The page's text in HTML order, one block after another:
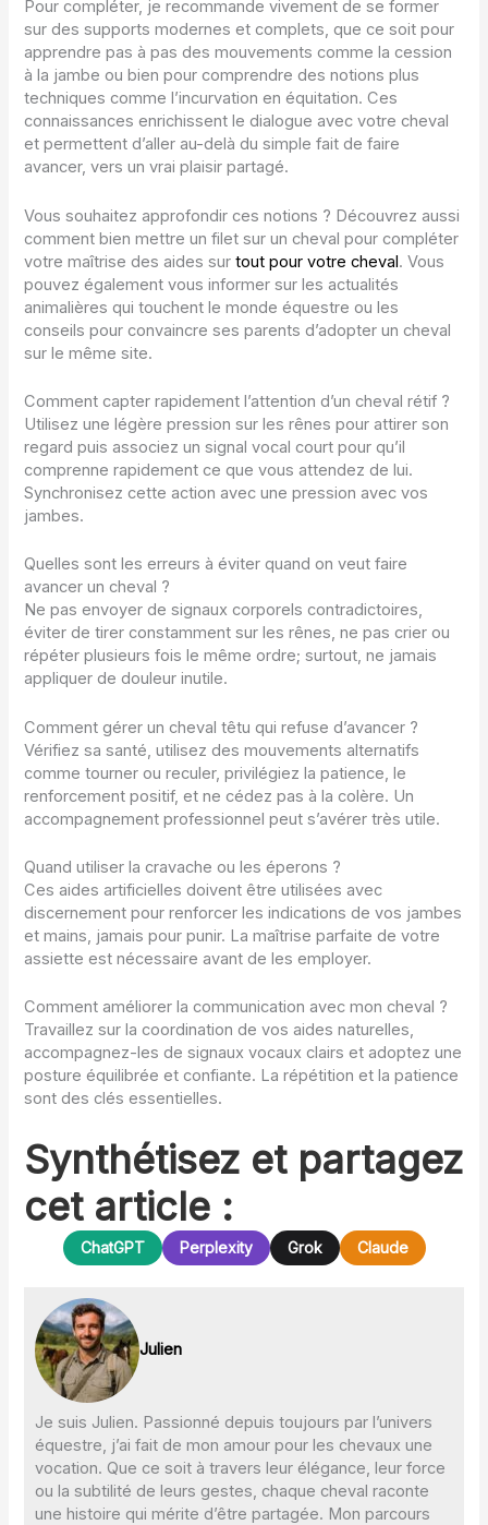
Pour compléter, je recommande vivement de se former
sur des supports modernes et complets, que ce soit pour
apprendre pas à pas des mouvements comme la cession
à la jambe ou bien pour comprendre des notions plus
techniques comme l’incurvation en équitation. Ces
connaissances enrichissent le dialogue avec votre cheval
et permettent d’aller au-delà du simple fait de faire
avancer, vers un vrai plaisir partagé.
Vous souhaitez approfondir ces notions ? Découvrez aussi
comment bien mettre un filet sur un cheval pour compléter
votre maîtrise des aides surtout pour votre cheval. Vous
pouvez également vous informer sur les actualités
animalières qui touchent le monde équestre ou les
conseils pour convaincre ses parents d’adopter un cheval
sur le même site.
Comment capter rapidement l’attention d’un cheval rétif ?
Utilisez une légère pression sur les rênes pour attirer son
regard puis associez un signal vocal court pour qu’il
comprenne rapidement ce que vous attendez de lui.
Synchronisez cette action avec une pression avec vos
jambes.
Quelles sont les erreurs à éviter quand on veut faire
avancer un cheval ?
Ne pas envoyer de signaux corporels contradictoires,
éviter de tirer constamment sur les rênes, ne pas crier ou
répéter plusieurs fois le même ordre; surtout, ne jamais
appliquer de douleur inutile.
Comment gérer un cheval têtu qui refuse d’avancer ?
Vérifiez sa santé, utilisez des mouvements alternatifs
comme tourner ou reculer, privilégiez la patience, le
renforcement positif, et ne cédez pas à la colère. Un
accompagnement professionnel peut s’avérer très utile.
Quand utiliser la cravache ou les éperons ?
Ces aides artificielles doivent être utilisées avec
discernement pour renforcer les indications de vos jambes
et mains, jamais pour punir. La maîtrise parfaite de votre
assiette est nécessaire avant de les employer.
Comment améliorer la communication avec mon cheval ?
Travaillez sur la coordination de vos aides naturelles,
accompagnez-les de signaux vocaux clairs et adoptez une
posture équilibrée et confiante. La répétition et la patience
sont des clés essentielles.
Synthétisez et partagez
cet article :
ChatGPT Perplexity Grok Claude
Julien
Je suis Julien. Passionné depuis toujours par l’univers
équestre, j’ai fait de mon amour pour les chevaux une
vocation. Que ce soit à travers leur élégance, leur force
ou la subtilité de leurs gestes, chaque cheval raconte
une histoire qui mérite d’être partagée. Mon parcours